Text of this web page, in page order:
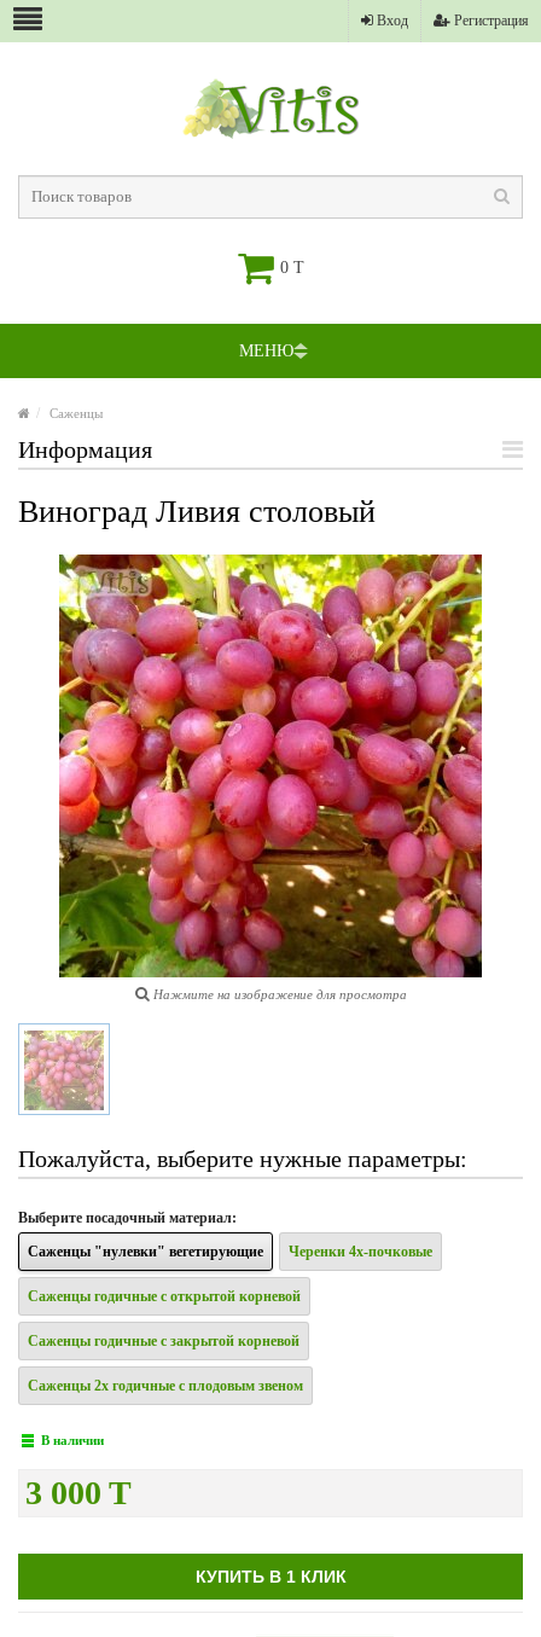
Вход Регистрация
0 T
МЕНЮ
Саженцы
Информация
Виноград Ливия столовый
Нажмите на изображение для просмотра
Пожалуйста, выберите нужные параметры:
Выберите посадочный материал:
Саженцы "нулевки" вегетирующие
Черенки 4х-почковые
Саженцы годичные с открытой корневой
Саженцы годичные с закрытой корневой
Саженцы 2х годичные с плодовым звеном
В наличии
3 000 T
КУПИТЬ В 1 КЛИК